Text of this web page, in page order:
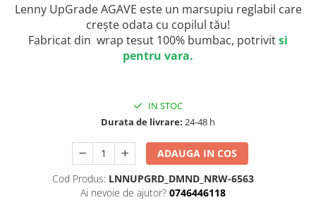
Lenny UpGrade AGAVE este un marsupiu reglabil care
crește odata cu copilul tău!
Fabricat din wrap tesut 100% bumbac, potrivitsi
pentru vara.
IN STOC
Durata de livrare: 24-48 h
ADAUGA IN COS
Cod Produs: LNNUPGRD_DMND_NRW-6563
Ai nevoie de ajutor? 0746446118